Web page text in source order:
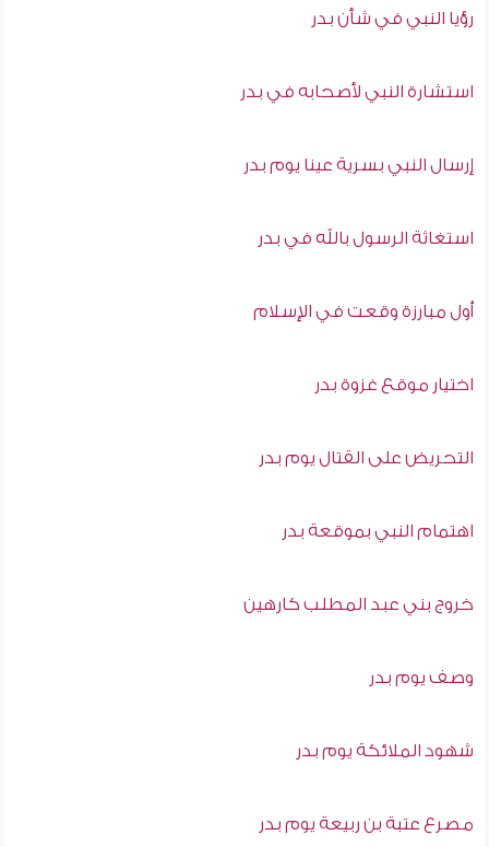
رؤيا النبي في شأن بدر
استشارة النبي لأصحابه في بدر
إرسال النبي بسرية عينا يوم بدر
استغاثة الرسول بالله في بدر
أول مبارزة وقعت في الإسلام
اختيار موقع غزوة بدر
التحريض على القتال يوم بدر
اهتمام النبي بموقعة بدر
خروج بني عبد المطلب كارهين
وصف يوم بدر
شهود الملائكة يوم بدر
مصرع عتبة بن ربيعة يوم بدر